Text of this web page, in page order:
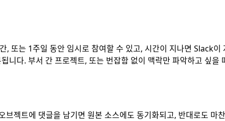
, 또는 1주일 동안 임시로 참여할 수 있고, 시간이 지나면 Slack
니다. 부서 간 프로젝트, 또는 번잡함 없이 맥락만 파악하고 싶을
젝트에 댓글을 남기면 원본 소스에도 동기화되고, 반대로도 마